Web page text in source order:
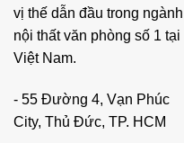
vị thế dẫn đầu trong ngành
nội thất văn phòng số 1 tại
Việt Nam.
- 55 Đường 4, Vạn Phúc
City, Thủ Đức, TP. HCM